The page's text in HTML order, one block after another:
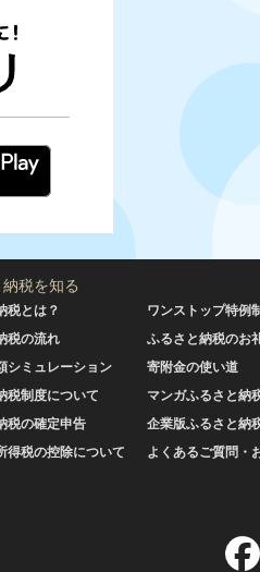
税を知る
税とは？
税の流れ
シミュレーション
税制度について
税の確定申告
得税の控除について
ワンストップ特例
ふるさと納税のお
寄附金の使い道
マンガふるさと納
企業版ふるさと納
よくあるご質問・